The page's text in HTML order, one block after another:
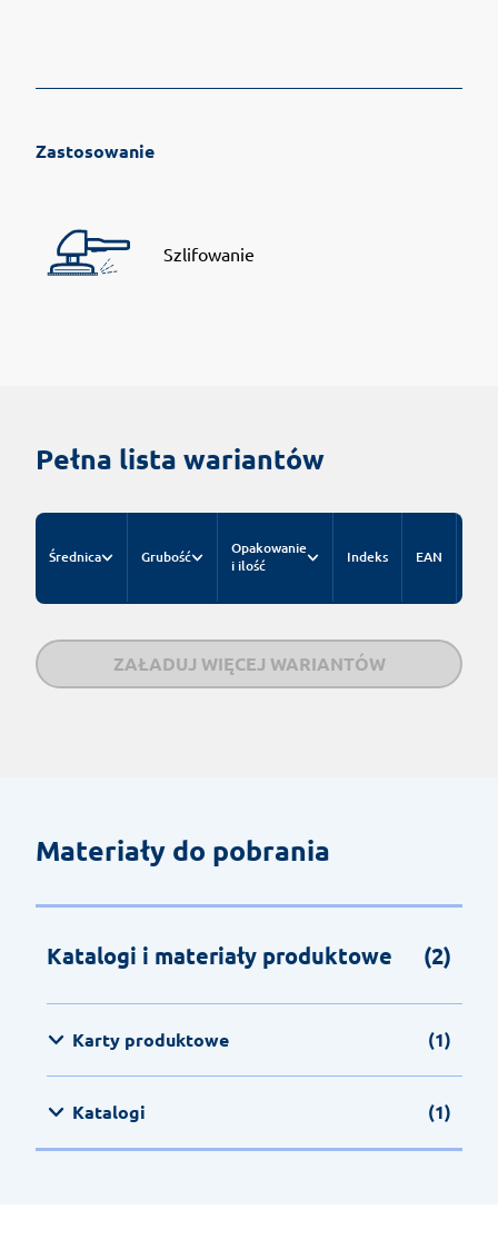
Zastosowanie
Szlifowanie
Pełna lista wariantów
Średnica Grubość
Opakowanie
i ilość
Indeks EAN
ZAŁADUJ WIĘCEJ WARIANTÓW
Materiały do pobrania
Katalogi i materiały produktowe (2)
Karty produktowe (1)
Katalogi (1)